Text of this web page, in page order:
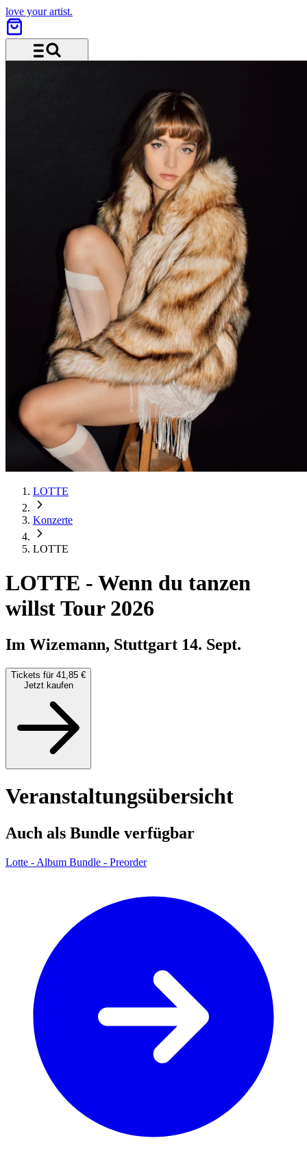
love your artist.
LOTTE
Konzerte
LOTTE
LOTTE - Wenn du tanzen
willst Tour 2026
Im Wizemann, Stuttgart 14. Sept.
Tickets für 41,85 €
Jetzt kaufen
Veranstaltungsübersicht
Auch als Bundle verfügbar
Lotte - Album Bundle - Preorder